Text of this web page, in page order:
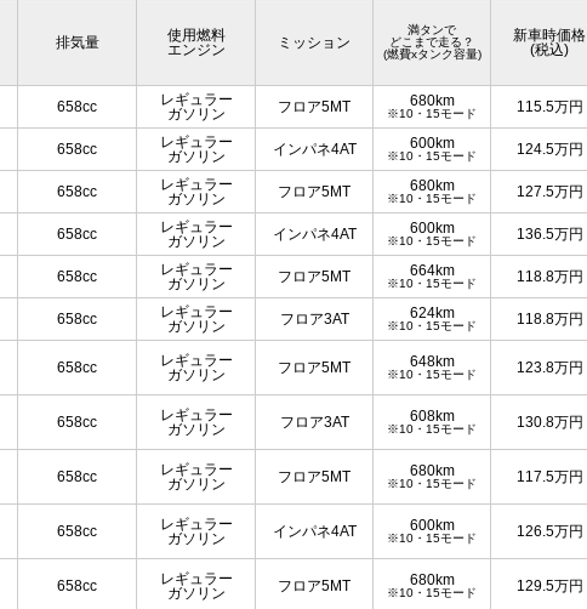
排気量
使用燃料
エンジン
ミッション
満タンで
どこまで走る？
(燃費xタンク容量)
新車時価格
(税込)
658cc
レギュラー
ガソリン
フロア5MT 680km
※10・15モード 115.5万円
658cc
レギュラー
ガソリン
インパネ4AT 600km
※10・15モード 124.5万円
658cc
レギュラー
ガソリン
フロア5MT 680km
※10・15モード 127.5万円
658cc
レギュラー
ガソリン
インパネ4AT 600km
※10・15モード 136.5万円
658cc
レギュラー
ガソリン
フロア5MT 664km
※10・15モード 118.8万円
658cc
レギュラー
ガソリン
フロア3AT 624km
※10・15モード 118.8万円
658cc
レギュラー
ガソリン
フロア5MT 648km
※10・15モード 123.8万円
658cc
レギュラー
ガソリン
フロア3AT 608km
※10・15モード 130.8万円
658cc
レギュラー
ガソリン
フロア5MT 680km
※10・15モード 117.5万円
658cc
レギュラー
ガソリン
インパネ4AT 600km
※10・15モード 126.5万円
658cc
レギュラー
ガソリン
フロア5MT 680km
※10・15モード 129.5万円